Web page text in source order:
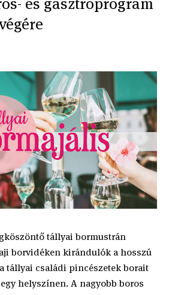
tállyai bormustrán
borvidéken kirándulók a hosszú
tállyai családi pincészetek borait
helyszínen. A nagyobb boros